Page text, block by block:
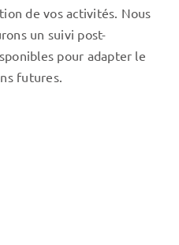
de vos activités. Nous
un suivi post-
pour adapter le
futures.